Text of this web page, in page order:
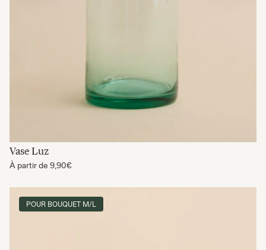
Vase Luz
À partir de 9,90€
POUR BOUQUET M/L